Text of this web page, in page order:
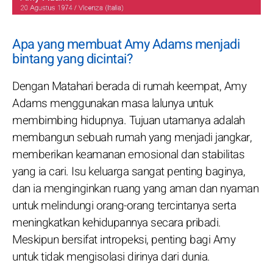
Apa yang membuat Amy Adams menjadi
bintang yang dicintai?
Dengan Matahari berada di rumah keempat, Amy
Adams menggunakan masa lalunya untuk
membimbing hidupnya. Tujuan utamanya adalah
membangun sebuah rumah yang menjadi jangkar,
memberikan keamanan emosional dan stabilitas
yang ia cari. Isu keluarga sangat penting baginya,
dan ia menginginkan ruang yang aman dan nyaman
untuk melindungi orang-orang tercintanya serta
meningkatkan kehidupannya secara pribadi.
Meskipun bersifat intropeksi, penting bagi Amy
untuk tidak mengisolasi dirinya dari dunia.